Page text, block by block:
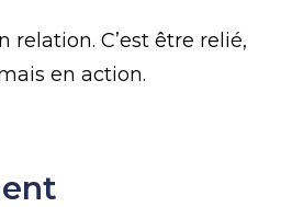
relation. C’est être relié,
en action.